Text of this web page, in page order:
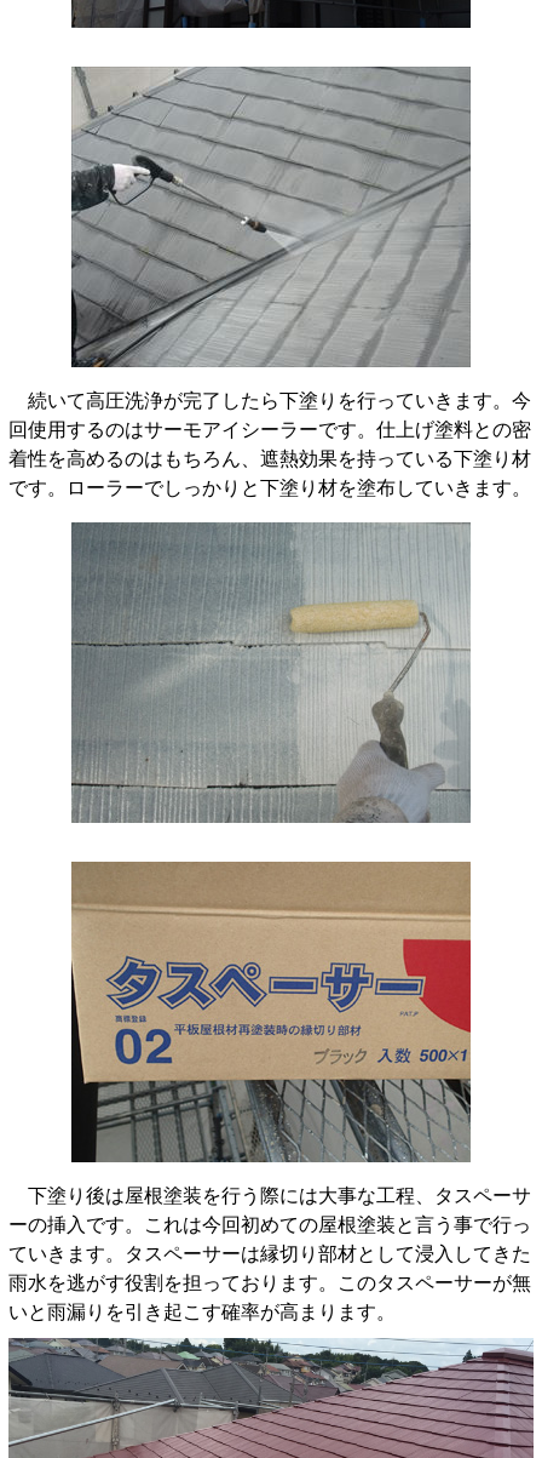
続いて高圧洗浄が完了したら下塗りを行っていきます。今
回使用するのはサーモアイシーラーです。仕上げ塗料との密
着性を高めるのはもちろん、遮熱効果を持っている下塗り材
です。ローラーでしっかりと下塗り材を塗布していきます。
下塗り後は屋根塗装を行う際には大事な工程、タスペーサ
ーの挿入です。これは今回初めての屋根塗装と言う事で行っ
ていきます。タスペーサーは縁切り部材として浸入してきた
雨水を逃がす役割を担っております。このタスペーサーが無
いと雨漏りを引き起こす確率が高まります。